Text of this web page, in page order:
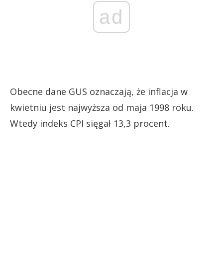
ad
Obecne dane GUS oznaczają, że inflacja w
kwietniu jest najwyższa od maja 1998 roku.
Wtedy indeks CPI sięgał 13,3 procent.